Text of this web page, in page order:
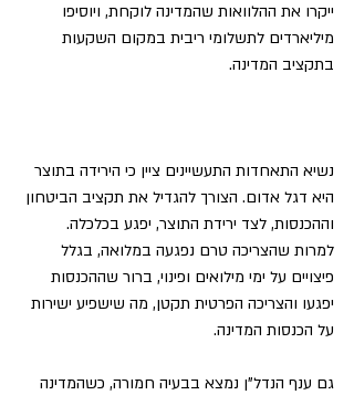
ייקרו את ההלוואות שהמדינה לוקחת, ויוסיפו
מיליארדים לתשלומי ריבית במקום השקעות
בתקציב המדינה.
נשיא התאחדות התעשיינים ציין כי הירידה בתוצר
היא דגל אדום. הצורך להגדיל את תקציב הביטחון
וההכנסות, לצד ירידת התוצר, יפגע בכלכלה.
למרות שהצריכה טרם נפגעה במלואה, בגלל
פיצויים על ימי מילואים ופינוי, ברור שההכנסות
יפגעו והצריכה הפרטית תקטן, מה שישפיע ישירות
על הכנסות המדינה.
גם ענף הנדל"ן נמצא בבעיה חמורה, כשהמדינה